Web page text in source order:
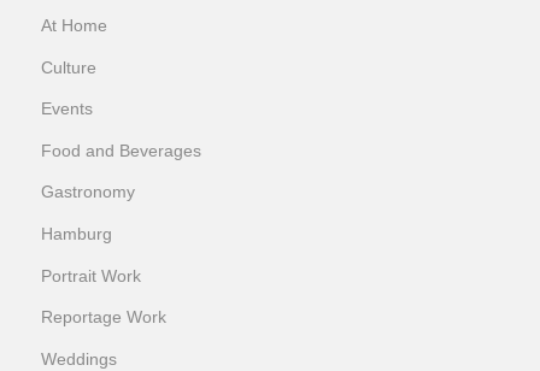
At Home
Culture
Events
Food and Beverages
Gastronomy
Hamburg
Portrait Work
Reportage Work
Weddings